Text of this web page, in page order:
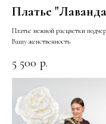
Платье
Платье нежной расцветки
Вашу женственность
5 500 р.